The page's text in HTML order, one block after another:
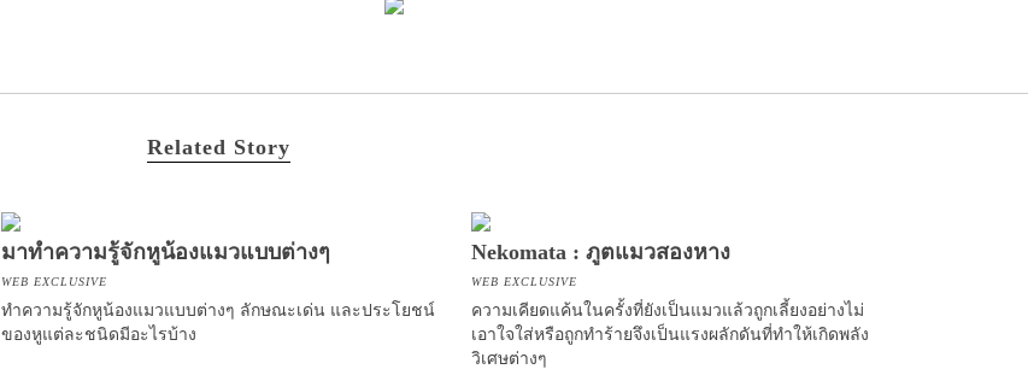
Related Story
มาทำความรู้จักหูน้องแมวแบบต่างๆ
WEB EXCLUSIVE
ทำความรู้จักหูน้องแมวแบบต่างๆ ลักษณะเด่น และประโยชน์
ของหูแต่ละชนิดมีอะไรบ้าง
Nekomata : ภูตแมวสองหาง
WEB EXCLUSIVE
ความเคียดแค้นในครั้งที่ยังเป็นแมวแล้วถูกเลี้ยงอย่างไม่
เอาใจใส่หรือถูกทำร้ายจึงเป็นแรงผลักดันที่ทำให้เกิดพลัง
วิเศษต่างๆ